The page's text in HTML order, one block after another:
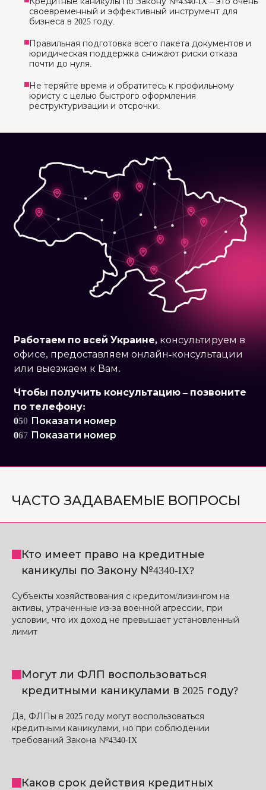
своевременный и эффективный инструмент для
бизнеса в 2025 году.
Правильная подготовка всего пакета документов и
юридическая поддержка снижают риски отказа
почти до нуля.
Не теряйте время и обратитесь к профильному
юристу с целью быстрого оформления
реструктуризации и отсрочки.
Работаем по всей Украине, консультируем в
офисе, предоставляем онлайн-консультации
или выезжаем к Вам.
Чтобы получить консультацию – позвоните
по телефону:
050 Показати номер
067 Показати номер
ЧАСТО ЗАДАВАЕМЫЕ ВОПРОСЫ
Кто имеет право на кредитные
каникулы по Закону №4340-IX?
Субъекты хозяйствования с кредитом/лизингом на
активы, утраченные из-за военной агрессии, при
условии, что их доход не превышает установленный
лимит
Могут ли ФЛП воспользоваться
кредитными каникулами в 2025 году?
Да, ФЛПы в 2025 году могут воспользоваться
кредитными каникулами, но при соблюдении
требований Закона №4340-IX
Каков срок действия кредитных